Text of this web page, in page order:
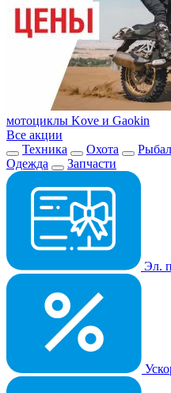
мотоциклы Kove и Gaokin
Все акции
Техника
Охота
Одежда
Запчасти
Эл.